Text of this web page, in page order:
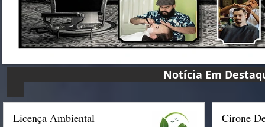
Notícia Em
Licença Ambiental
Cirone